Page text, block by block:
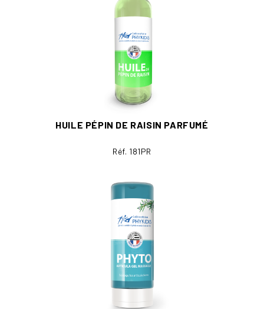
HUILE PÉPIN DE RAISIN PARFUMÉ
Réf. 181PR